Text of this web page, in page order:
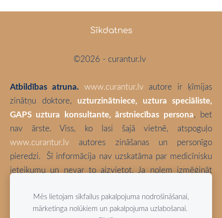
Sīkdatnes
©2026 - curantur.lv
Atbildības atruna. www.curantur.lv autore ir ķīmijas
zinātņu doktore, uzturzinātniece, uztura speciāliste,
GAPS uztura konsultante, ārstniecības persona, bet
nav ārste. Viss, ko lasi šajā vietnē, atspoguļo
www.curantur.lv autores zināšanas un personīgo
pieredzi. Šī informācija nav uzskatāma par medicīnisku
ieteikumu un nevar to aizvietot. Ja nolem izmēģināt
atbildība. Izvēlies būt vesels!
Mēs lietojam sīkfailus pakalpojuma nodrošināšanai,
mārketinga nolūkiem un pakalpojuma uzlabošanai.